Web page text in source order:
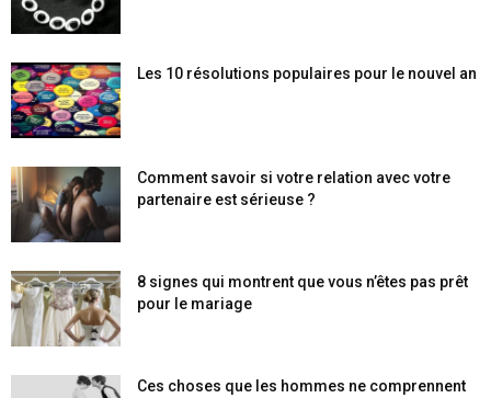
Les 10 résolutions populaires pour le nouvel an
Comment savoir si votre relation avec votre
partenaire est sérieuse ?
8 signes qui montrent que vous n’êtes pas prêt
pour le mariage
Ces choses que les hommes ne comprennent